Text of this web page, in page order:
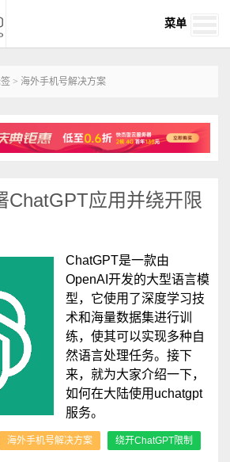
菜单
> 海外手机号解决方案
ChatGPT应用并绕开限
ChatGPT是一款由
OpenAI开发的大型语言模
型，它使用了深度学习技
术和海量数据集进行训
练，使其可以实现多种自
然语言处理任务。接下
来，就为大家介绍一下，
如何在大陆使用uchatgpt
服务。
海外手机号解决方案 绕开ChatGPT限制